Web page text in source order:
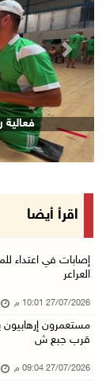
Next
اقرأ أيضا
إصابات في اعتداء
العراعر
27/07/2026 10:01 م
مستعمرون إرهابيون
قرب جبع ش
27/07/2026 09:04 م